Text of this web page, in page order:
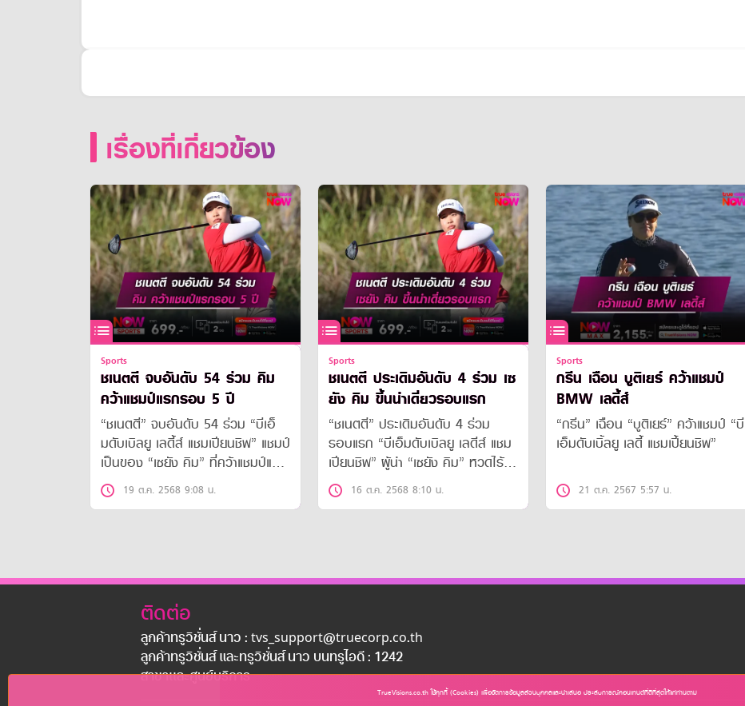
เรื่องที่เกี่ยวข้อง
Sports
ชเนตตี จบอันดับ 54 ร่วม คิม
คว้าแชมป์แรกรอบ 5 ปี
“ชเนตตี” จบอันดับ 54 ร่วม “บีเอ็
มดับเบิลยู เลดี้ส์ แชมเปียนชิพ” แชมป์
เป็นของ “เซยัง คิม” ที่คว้าแชมป์แรก
ในรอบ 5 ปี
19 ต.ค. 2568 9:08 น.
Sports
ชเนตตี ประเดิมอันดับ 4 ร่วม เซ
ยัง คิม ขึ้นนำเดี่ยวรอบแรก
“ชเนตตี” ประเดิมอันดับ 4 ร่วม
รอบแรก “บีเอ็มดับเบิลยู เลดีส์ แชม
เปียนชิพ” ผู้นำ “เซยัง คิม” หวดไร้
โบกี้
16 ต.ค. 2568 8:10 น.
Sports
กรีน เฉือน บูติเยร์ คว้าแชมป์
BMW เลดี้ส์
“กรีน” เฉือน “บูติเยร์” คว้าแชมป์ “บี
เอ็มดับเบิ้ลยู เลดี้ แชมเปี้ยนชิพ”
21 ต.ค. 2567 5:57 น.
ติดต่อ
ลูกค้าทรูวิชั่นส์ นาว : tvs_support@truecorp.co.th
ลูกค้าทรูวิชั่นส์ และทรูวิชั่นส์ นาว บนทรูไอดี : 1242
สาขาเเละศูนย์บริการ
TrueVisions.co.th ใช้คุกกี้ (Cookies) เพื่อจัดการข้อมูลส่วนบุคคลและนำเสนอ ประสบการณ์คอนเทนต์ที่ดีที่สุดให้แก่ท่านตาม